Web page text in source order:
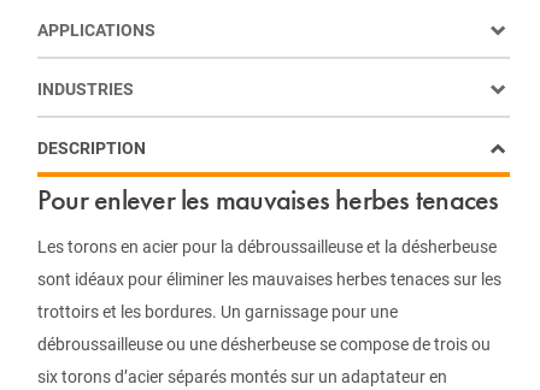
Pour enlever les mauvaises herbes tenaces
Les torons en acier pour la débroussailleuse et la désherbeuse
sont idéaux pour éliminer les mauvaises herbes tenaces sur les
trottoirs et les bordures. Un garnissage pour une
débroussailleuse ou une désherbeuse se compose de trois ou
six torons d’acier séparés montés sur un adaptateur en
DESCRIPTION
APPLICATIONS
INDUSTRIES